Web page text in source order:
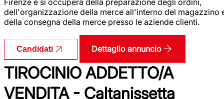
dell'organizzazione della merce all'interno del magazzino
della consegna della merce presso le aziende clienti.
Candidati Dettaglio annuncio
TIROCINIO ADDETTO/A
VENDITA - Caltanissetta